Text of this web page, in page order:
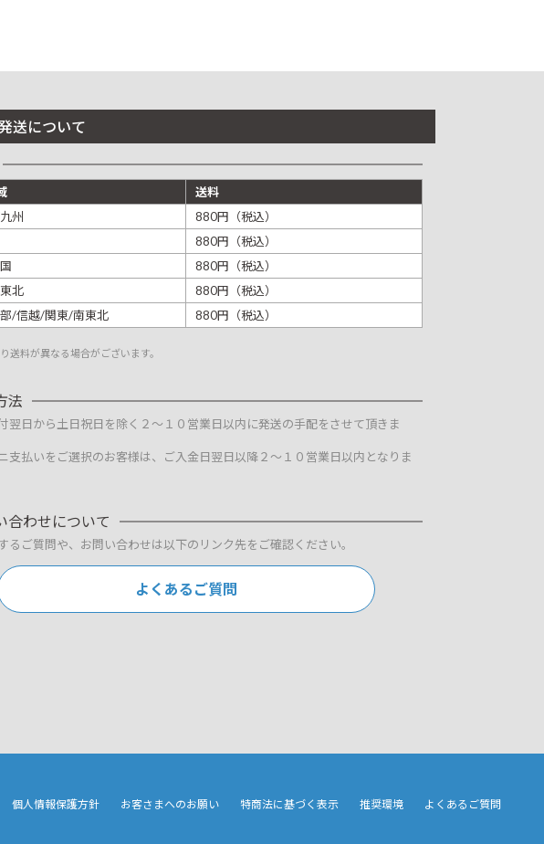
送について
送料
州
880円（税込）
880円（税込）
880円（税込）
北
880円（税込）
/信越/関東/南東北
880円（税込）
送料が異なる場合がございます。
法
翌日から土日祝日を除く２～１０営業日以内に発送の手配をさせて頂きま
ニ支払いをご選択のお客様は、ご入金日翌日以降２～１０営業日以内となりま
合わせについて
るご質問や、お問い合わせは以下のリンク先をご確認ください。
よくあるご質問
個人情報保護方針 お客さまへのお願い 特商法に基づく表示 推奨環境 よくあるご質問